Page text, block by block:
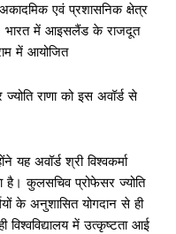
एवं प्रशासनिक क्षेत्र
भारत में आइसलैंड के राजदूत
में आयोजित
राणा को इस अवॉर्ड से
यह अवॉर्ड श्री विश्वकर्मा
है। कुलसचिव प्रोफेसर ज्योति
के अनुशासित योगदान से ही
में उत्कृष्टता आई